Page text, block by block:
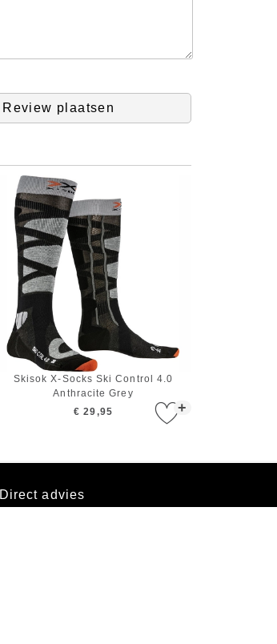
Review plaatsen
+
Skisok X-Socks Ski Control 4.0
Anthracite Grey
€ 29,95
Direct advies